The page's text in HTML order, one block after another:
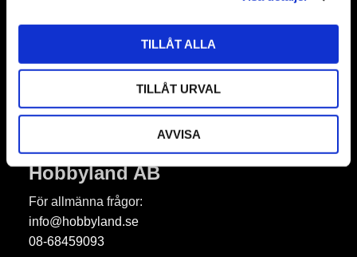
TILLÅT ALLA
TILLÅT URVAL
AVVISA
Prenumerera
Dina personuppgifter behandlas i enlighet med vår
Hobbyland AB
För allmänna frågor:
info@hobbyland.se
08-68459093